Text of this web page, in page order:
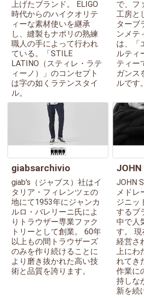
上げたブランド。 ELIGO
時代からのハイクオリテ
ィーな素材使いを継承
し、縫製もナポリの熟練
職人の手によって行われ
ている。「STILE
LATINO（スティレ・ラテ
ィーノ）」のコンセプト
は字の如くラテンスタイ
ル。
で、フ
工房と
ターブ
ンメテ
は、「
ルティ
ティー
ガンス
ルです。
giabsarchivio
giab's（ジャブス）社はイ
タリア・フィレンツェの
地にて1953年にジャンカ
ルロ・バレリーニ氏によ
りトラウザー専業ファク
トリーとして創業。 60年
以上もの間トラウザーズ
のみを作り続けることに
より磨き抜かれた高い技
術と品質を誇ります。
JOHN
JOHN
メドレ
ジニッ
するブ
中で人
す。 現
経営さ
上にわ
れてき
作業に
持しな
新を続